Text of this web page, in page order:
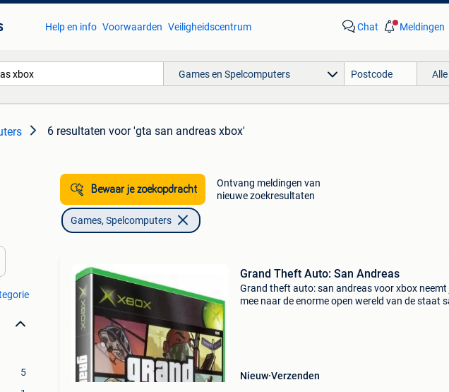
Help en info Voorwaarden Veiligheidscentrum Chat Meldingen
Games en Spelcomputers
6 resultaten voor 'gta san andreas xbox'
5
Bewaar je zoekopdracht
Ontvang meldingen van
nieuwe zoekresultaten
Games, Spelcomputers
Grand Theft Auto: San Andreas
Grand theft auto: san andreas voor xbox neemt
mee naar de enorme open wereld van de staat
Nieuw Verzenden